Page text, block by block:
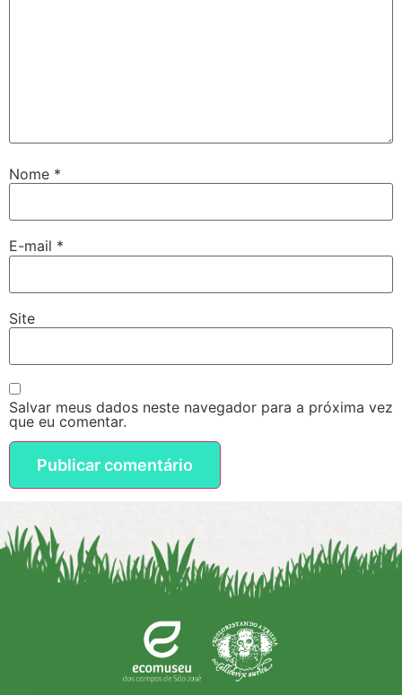
Nome *
E-mail *
Site
Salvar meus dados neste navegador para a próxima vez
que eu comentar.